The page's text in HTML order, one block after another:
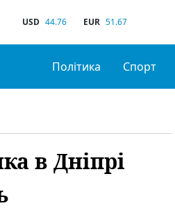
USD 44.76 EUR 51.67
Політика Спорт
в Дніпрі